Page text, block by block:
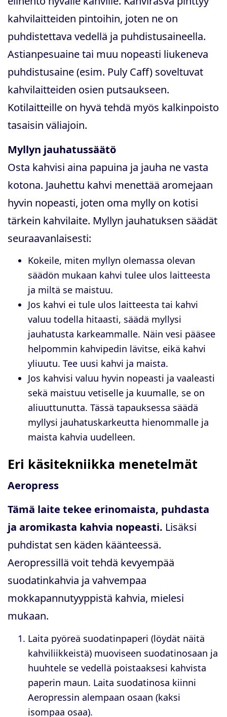
kahvilaitteiden pintoihin, joten ne on
puhdistettava vedellä ja puhdistusaineella.
Astianpesuaine tai muu nopeasti liukeneva
puhdistusaine (esim. Puly Caff) soveltuvat
kahvilaitteiden osien putsaukseen.
Kotilaitteille on hyvä tehdä myös kalkinpoisto
tasaisin väliajoin.
Myllyn jauhatussäätö
Osta kahvisi aina papuina ja jauha ne vasta
kotona. Jauhettu kahvi menettää aromejaan
hyvin nopeasti, joten oma mylly on kotisi
tärkein kahvilaite. Myllyn jauhatuksen säädät
seuraavanlaisesti:
Kokeile, miten myllyn olemassa olevan
säädön mukaan kahvi tulee ulos laitteesta
ja miltä se maistuu.
Jos kahvi ei tule ulos laitteesta tai kahvi
valuu todella hitaasti, säädä myllysi
jauhatusta karkeammalle. Näin vesi pääsee
helpommin kahvipedin lävitse, eikä kahvi
yliuutu. Tee uusi kahvi ja maista.
Jos kahvisi valuu hyvin nopeasti ja vaaleasti
sekä maistuu vetiselle ja kuumalle, se on
aliuuttunutta. Tässä tapauksessa säädä
myllysi jauhatuskarkeutta hienommalle ja
maista kahvia uudelleen.
Eri käsitekniikka menetelmät
Aeropress
Tämä laite tekee erinomaista, puhdasta
ja aromikasta kahvia nopeasti. Lisäksi
puhdistat sen käden käänteessä.
Aeropressillä voit tehdä kevyempää
suodatinkahvia ja vahvempaa
mokkapannutyyppistä kahvia, mielesi
mukaan.
Laita pyöreä suodatinpaperi (löydät näitä
kahviliikkeistä) muoviseen suodatinosaan ja
huuhtele se vedellä poistaaksesi kahvista
paperin maun. Laita suodatinosa kiinni
Aeropressin alempaan osaan (kaksi
isompaa osaa).